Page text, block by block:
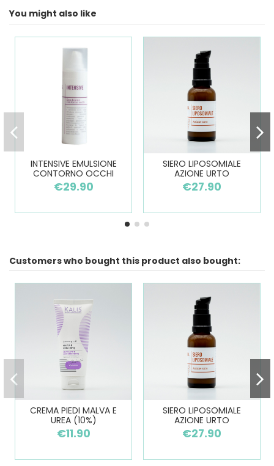
You might also like
INTENSIVE EMULSIONE
CONTORNO OCCHI
€29.90
SIERO LIPOSOMIALE
AZIONE URTO
€27.90
Customers who bought this product also bought:
CREMA PIEDI MALVA E
UREA (10%)
€11.90
SIERO LIPOSOMIALE
AZIONE URTO
€27.90